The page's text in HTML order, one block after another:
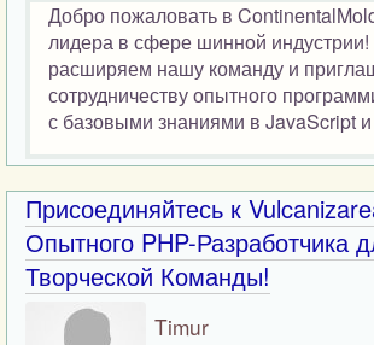
Добро пожаловать в
лидера в сфере шинной
расширяем нашу команду и
сотрудничеству опытного
с базовыми знаниями в JavaScript
Присоединяйтесь к
Опытного PHP-Разработчика
Творческой Команды!
Timur